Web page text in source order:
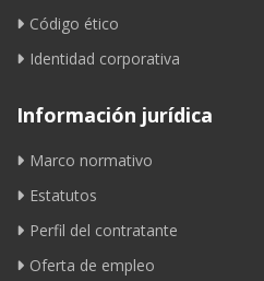
Código ético
Identidad corporativa
Información jurídica
Marco normativo
Estatutos
Perfil del contratante
Oferta de empleo